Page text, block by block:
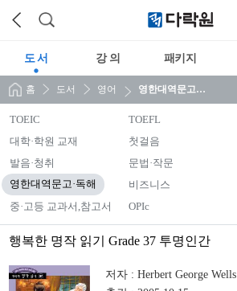
도 서 강 의 패키지
홈 도서 영어 영한대역문고·독해
TOEIC TOEFL
대학·학원 교재
첫걸음
발음·청취
문법·작문
영한대역문고·독해 비즈니스
중·고등 교과서,참고서
OPIc
행복한 명작 읽기 Grade 37 투명인간
저자 : Herbert George Wells